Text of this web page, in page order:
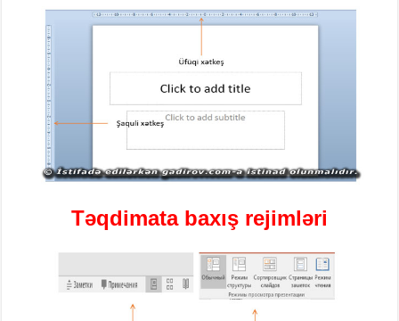
Təqdimata baxış rejimləri